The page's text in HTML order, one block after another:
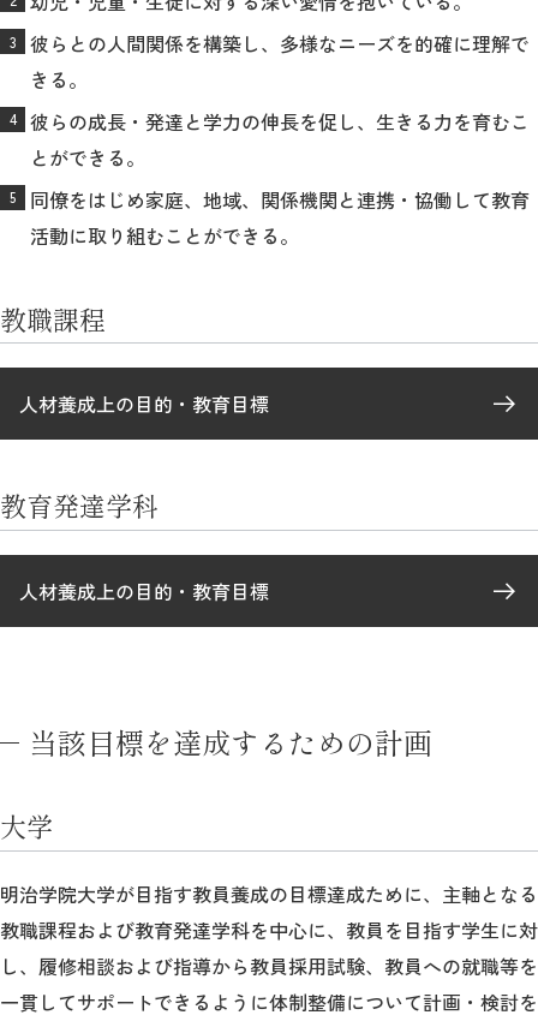
MGグッズ オンラインショップ
（外部サイト）
アクセス
キャンパス
案内
入試情報
彼らとの人間関係を構築し、多様なニーズを的確に理解で
きる。
彼らの成長・発達と学力の伸長を促し、生きる力を育むこ
とができる。
同僚をはじめ家庭、地域、関係機関と連携・協働して教育
活動に取り組むことができる。
教職課程
人材養成上の目的・教育目標
教育発達学科
人材養成上の目的・教育目標
当該目標を達成するための計画
大学
明治学院大学が目指す教員養成の目標達成ために、主軸となる
教職課程および教育発達学科を中心に、教員を目指す学生に対
し、履修相談および指導から教員採用試験、教員への就職等を
一貫してサポートできるように体制整備について計画・検討を